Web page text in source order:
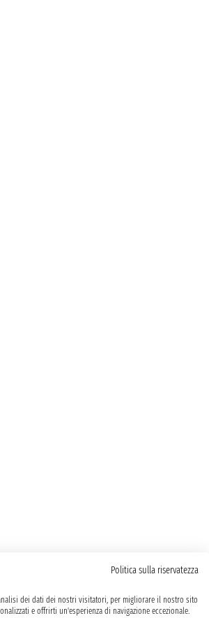
Politica sulla riservatezza
dei dati dei nostri visitatori, per migliorare il nostro sito
e offrirti un'esperienza di navigazione eccezionale.